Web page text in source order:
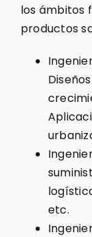
los ámbitos
productos
etc.